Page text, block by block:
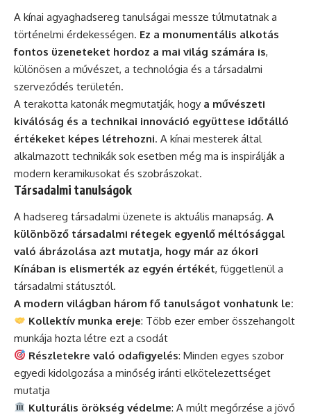
A kínai agyaghadsereg tanulságai messze túlmutatnak a
történelmi érdekességen. Ez a monumentális alkotás
fontos üzeneteket hordoz a mai világ számára is,
különösen a művészet, a technológia és a társadalmi
szerveződés területén.
A terakotta katonák megmutatják, hogy a művészeti
kiválóság és a technikai innováció együttese időtálló
értékeket képes létrehozni. A kínai mesterek által
alkalmazott technikák sok esetben még ma is inspirálják a
modern keramikusokat és szobrászokat.
Társadalmi tanulságok
A hadsereg társadalmi üzenete is aktuális manapság. A
különböző társadalmi rétegek egyenlő méltósággal
való ábrázolása azt mutatja, hogy már az ókori
Kínában is elismerték az egyén értékét, függetlenül a
társadalmi státusztól.
A modern világban három fő tanulságot vonhatunk le:
Kollektív munka ereje: Több ezer ember összehangolt
munkája hozta létre ezt a csodát
Részletekre való odafigyelés: Minden egyes szobor
egyedi kidolgozása a minőség iránti elkötelezettséget
mutatja
Kulturális örökség védelme: A múlt megőrzése a jövő